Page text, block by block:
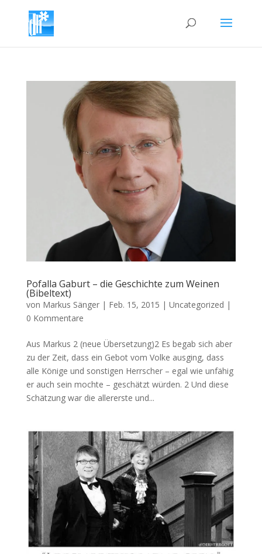
Pofalla Gaburt – die Geschichte zum Weinen
(Bibeltext)
von Markus Sänger| Feb. 15, 2015 | Uncategorized |
0 Kommentare
Aus Markus 2 (neue Übersetzung)2 Es begab sich aber
zu der Zeit, dass ein Gebot vom Volke ausging, dass
alle Könige und sonstigen Herrscher – egal wie unfähig
er auch sein mochte – geschätzt würden. 2 Und diese
Schätzung war die allererste und...